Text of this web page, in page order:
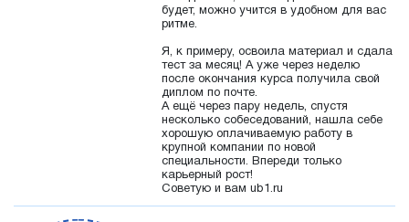
будет, можно учится в удобном для вас
ритме.
Я, к примеру, освоила материал и сдала
тест за месяц! А уже через неделю
после окончания курса получила свой
диплом по почте.
А ещё через пару недель, спустя
несколько собеседований, нашла себе
хорошую оплачиваемую работу в
крупной компании по новой
специальности. Впереди только
карьерный рост!
Советую и вам ub1.ru